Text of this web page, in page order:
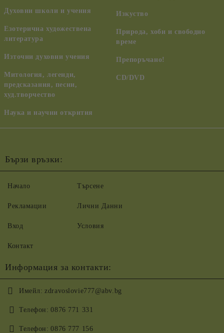
Духовни школи и учения
Езотерична художествена
литература
Източни духовни учения
Митология, легенди,
предсказания, песни,
худ.творчество
Наука и научни открития
Изкуство
Природа, хоби и свободно
време
Препоръчано!
CD/DVD
Бързи връзки:
Начало
Рекламации
Вход
Контакт
Търсене
Лични Данни
Условия
Информация за контакти:
Имейл: zdravoslovie777@abv.bg
Телефон: 0876 771 331
Телефон: 0876 777 156